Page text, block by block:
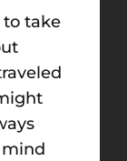
to take